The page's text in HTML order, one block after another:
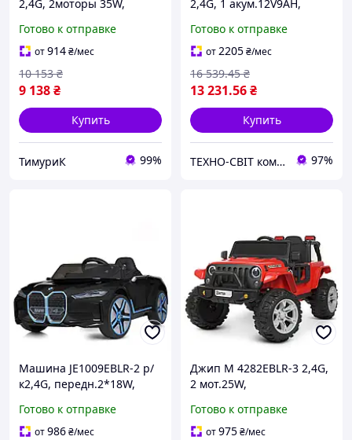
2,4G, 2моторы 35W,
муз свет, EVA, кож.сид.,
желтый
Готово к отправке
от914₴/мес
9 138₴
10 153 ₴
Купить
ТимуриК 99%
2,4G, 1 акум.12V9AH,
TF, EVA/
пласт.,муз.,кожа,желтый
Готово к отправке
от2205₴/мес
13 231.56₴
16 539.45 ₴
Купить
ТЕХНО-СВІТ компьютерна техніка, мобільні аксесуари, електронна техніка та багато іншого. 97%
Машина JE1009EBLR-2 р/
к2,4G, передн.2*18W,
1акум12V7AH,колесаEVA,
шкира, черный
Готово к отправке
от986₴/мес
Джип M 4282EBLR-3 2,4G,
2 мот.25W,
свет, муз, EVA, USB,
красный
Готово к отправке
от975₴/мес